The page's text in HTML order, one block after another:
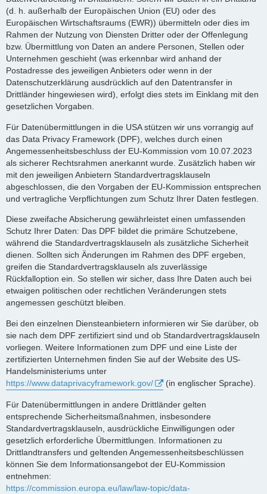
(d. h. außerhalb der Europäischen Union (EU) oder des
Europäischen Wirtschaftsraums (EWR)) übermitteln oder dies im
Rahmen der Nutzung von Diensten Dritter oder der Offenlegung
bzw. Übermittlung von Daten an andere Personen, Stellen oder
Unternehmen geschieht (was erkennbar wird anhand der
Postadresse des jeweiligen Anbieters oder wenn in der
Datenschutzerklärung ausdrücklich auf den Datentransfer in
Drittländer hingewiesen wird), erfolgt dies stets im Einklang mit den
gesetzlichen Vorgaben.
Für Datenübermittlungen in die USA stützen wir uns vorrangig auf
das Data Privacy Framework (DPF), welches durch einen
Angemessenheitsbeschluss der EU-Kommission vom 10.07.2023
als sicherer Rechtsrahmen anerkannt wurde. Zusätzlich haben wir
mit den jeweiligen Anbietern Standardvertragsklauseln
abgeschlossen, die den Vorgaben der EU-Kommission entsprechen
und vertragliche Verpflichtungen zum Schutz Ihrer Daten festlegen.
Diese zweifache Absicherung gewährleistet einen umfassenden
Schutz Ihrer Daten: Das DPF bildet die primäre Schutzebene,
während die Standardvertragsklauseln als zusätzliche Sicherheit
dienen. Sollten sich Änderungen im Rahmen des DPF ergeben,
greifen die Standardvertragsklauseln als zuverlässige
Rückfalloption ein. So stellen wir sicher, dass Ihre Daten auch bei
etwaigen politischen oder rechtlichen Veränderungen stets
angemessen geschützt bleiben.
Bei den einzelnen Diensteanbietern informieren wir Sie darüber, ob
sie nach dem DPF zertifiziert sind und ob Standardvertragsklauseln
vorliegen. Weitere Informationen zum DPF und eine Liste der
zertifizierten Unternehmen finden Sie auf der Website des US-
Handelsministeriums unter
https://www.dataprivacyframework.gov/
(in englischer Sprache).
Für Datenübermittlungen in andere Drittländer gelten
entsprechende Sicherheitsmaßnahmen, insbesondere
Standardvertragsklauseln, ausdrückliche Einwilligungen oder
gesetzlich erforderliche Übermittlungen. Informationen zu
Drittlandtransfers und geltenden Angemessenheitsbeschlüssen
können Sie dem Informationsangebot der EU-Kommission
entnehmen:
https://commission.europa.eu/law/law-topic/data-